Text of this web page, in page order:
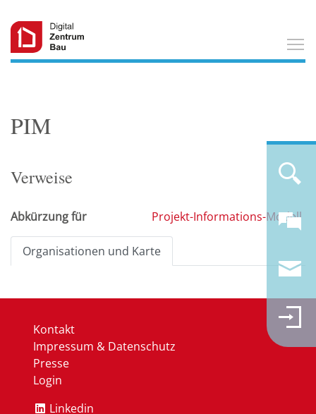
PIM
Verweise
Abkürzung für Projekt-Informations-Modell
Organisationen und Karte
Kontakt
Impressum & Datenschutz
Presse
Login
Linkedin